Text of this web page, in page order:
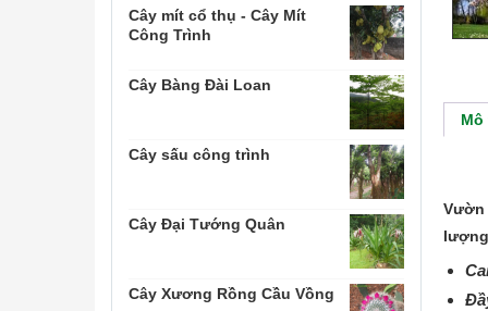
Mô
Vườn
Cây mít cổ thụ - Cây Mít
Công Trình
Cây Bàng Đài Loan
Cây sấu công trình
Cây Đại Tướng Quân
Cây Xương Rồng Cầu Vồng